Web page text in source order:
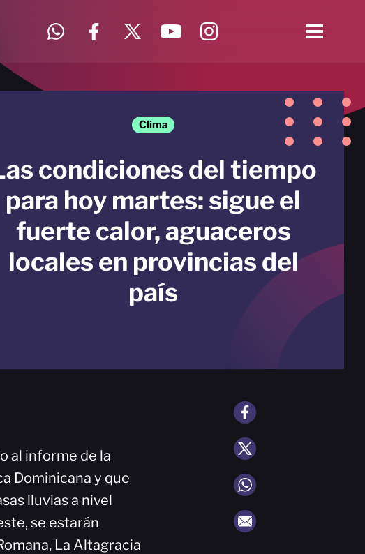
Clima
condiciones del tiempo
para hoy martes: sigue el
fuerte calor, aguaceros
locales en provincias del
país
al informe de la
Dominicana y que
lluvias a nivel
se estarán
La Altagracia